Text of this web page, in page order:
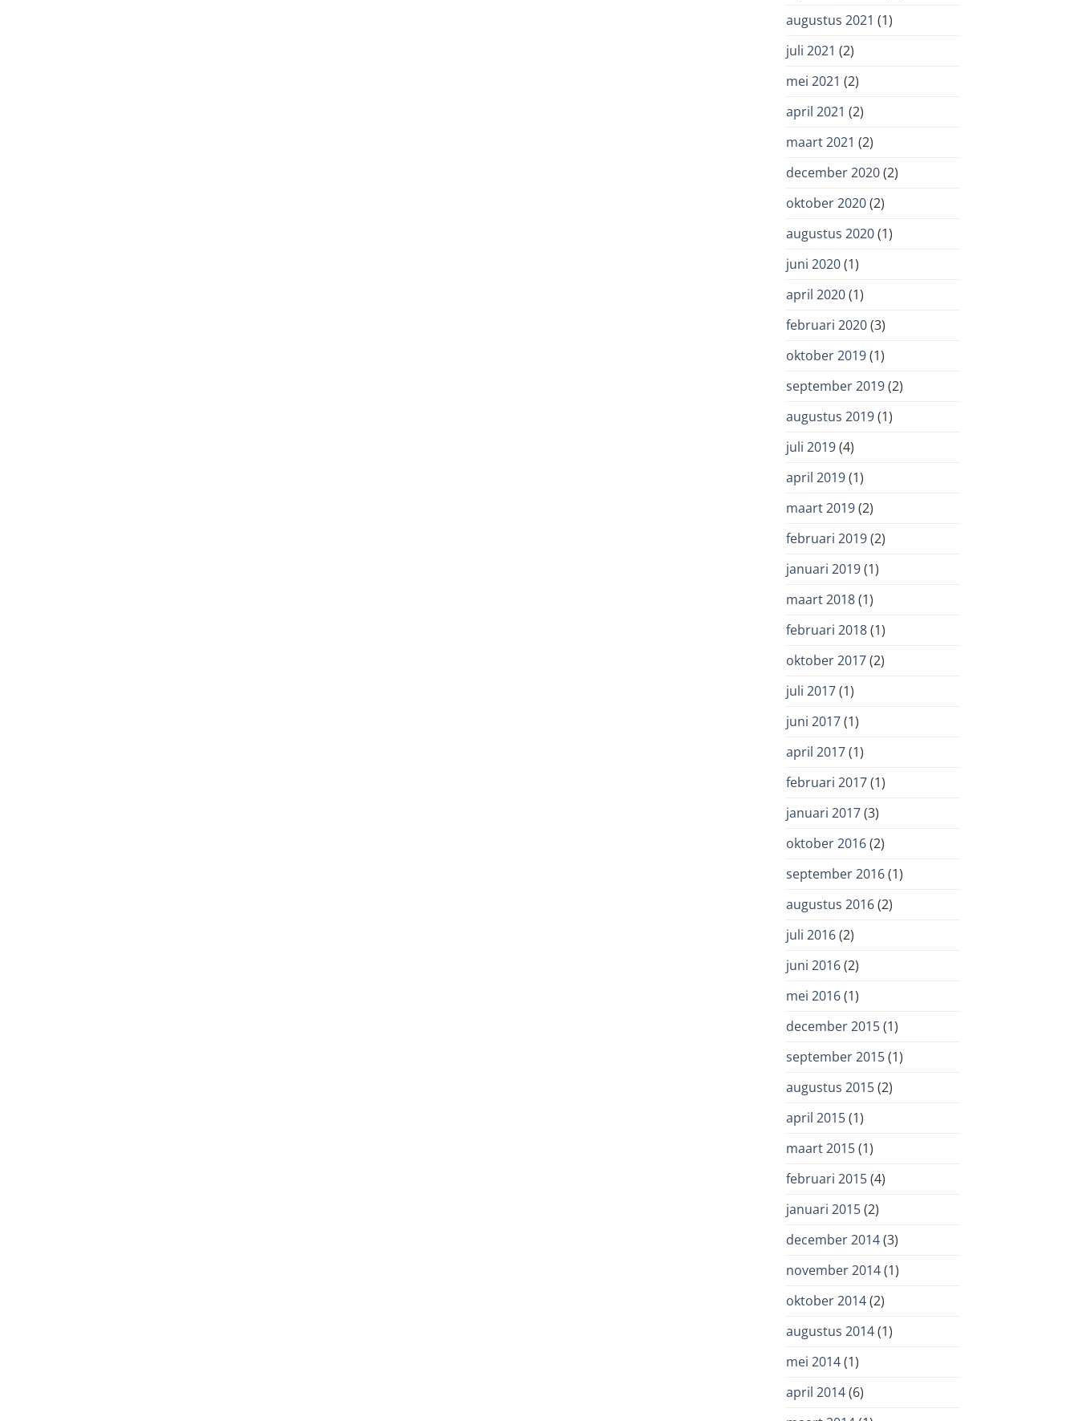
augustus 2021 (1)
juli 2021 (2)
mei 2021 (2)
april 2021 (2)
maart 2021 (2)
december 2020(2)
oktober 2020(2)
augustus 2020(1)
juni 2020(1)
april 2020(1)
februari 2020(3)
oktober 2019(1)
september 2019(2)
augustus 2019(1)
juli 2019(4)
april 2019(1)
maart 2019(2)
februari 2019(2)
januari 2019(1)
maart 2018(1)
februari 2018(1)
oktober 2017(2)
juli 2017(1)
juni 2017(1)
april 2017(1)
februari 2017(1)
januari 2017(3)
oktober 2016(2)
september 2016(1)
augustus 2016(2)
juli 2016(2)
juni 2016(2)
mei 2016(1)
december 2015(1)
september 2015(1)
augustus 2015(2)
april 2015(1)
maart 2015(1)
februari 2015(4)
januari 2015(2)
december 2014(3)
november 2014(1)
oktober 2014(2)
augustus 2014(1)
mei 2014(1)
april 2014(6)